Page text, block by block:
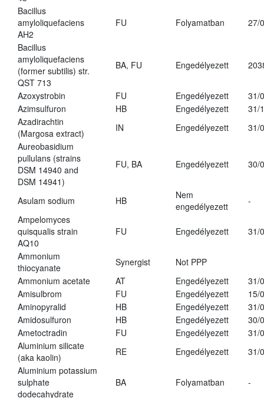
Bacillus
amyloliquefaciens
AH2
FU Folyamatban 27/
Bacillus
amyloliquefaciens
(former subtilis) str.
QST 713
BA, FU Engedélyezett
Azoxystrobin FU Engedélyezett
31/
Azimsulfuron
HB Engedélyezett
31/
Azadirachtin
(Margosa extract)
IN Engedélyezett
31/
Aureobasidium
pullulans (strains
DSM 14940 and
DSM 14941)
FU, BA Engedélyezett 30/
Asulam sodium HB
Nem
engedélyezett
-
Ampelomyces
quisqualis strain
AQ10
FU Engedélyezett 31/
Ammonium
thiocyanate
Synergist
Not PPP
Ammonium acetate
AT Engedélyezett
31/
Amisulbrom
FU Engedélyezett
15/
Aminopyralid
HB Engedélyezett
31/
Amidosulfuron
HB Engedélyezett
30/
Ametoctradin
FU Engedélyezett
31/
Aluminium silicate
(aka kaolin)
RE Engedélyezett
31/
Aluminium potassium
sulphate
dodecahydrate
BA Folyamatban -